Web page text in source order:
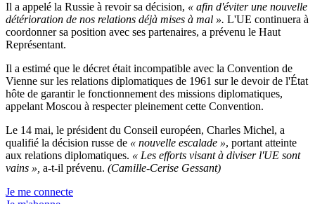
Il a appelé la Russie à revoir sa décision, « afin d'éviter une nouvelle
détérioration de nos relations déjà mises à mal ». L'UE continuera à
coordonner sa position avec ses partenaires, a prévenu le Haut
Représentant.
Il a estimé que le décret était incompatible avec la Convention de
Vienne sur les relations diplomatiques de 1961 sur le devoir de l'État
hôte de garantir le fonctionnement des missions diplomatiques,
appelant Moscou à respecter pleinement cette Convention.
Le 14 mai, le président du Conseil européen, Charles Michel, a
qualifié la décision russe de « nouvelle escalade », portant atteinte
aux relations diplomatiques. « Les efforts visant à diviser l'UE sont
vains », a-t-il prévenu. (Camille-Cerise Gessant)
Je me connecte